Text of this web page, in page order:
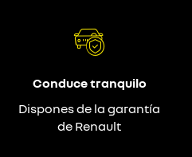
Conduce tranquilo
Dispones de la garantía
de Renault